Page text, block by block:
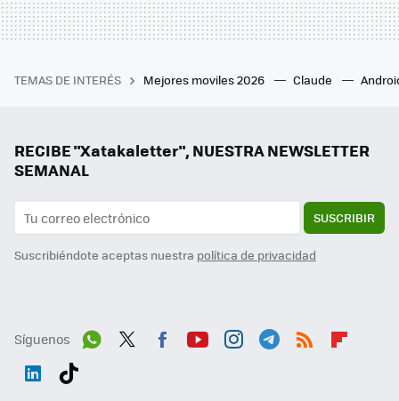
TEMAS DE INTERÉS Mejores moviles 2026 Claude
RECIBE "Xatakaletter", NUESTRA NEWSLETTER
SEMANAL
SUSCRIBIR
Suscribiéndote aceptas nuestra política de privacidad
Síguenos